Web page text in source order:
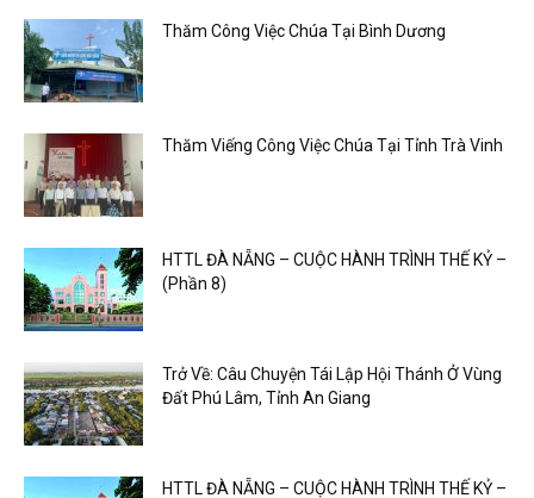
Thăm Công Việc Chúa Tại Bình Dương
Thăm Viếng Công Việc Chúa Tại Tỉnh Trà Vinh
HTTL ĐÀ NẴNG – CUỘC HÀNH TRÌNH THẾ KỶ –
(Phần 8)
Trở Về: Câu Chuyện Tái Lập Hội Thánh Ở Vùng
Đất Phú Lâm, Tỉnh An Giang
HTTL ĐÀ NẴNG – CUỘC HÀNH TRÌNH THẾ KỶ –